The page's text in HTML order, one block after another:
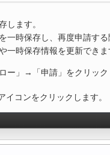
します。
一時保存し、再度申請す
一時保存情報を更新でき
ー」→「申請」をクリッ
イコンをクリックします。